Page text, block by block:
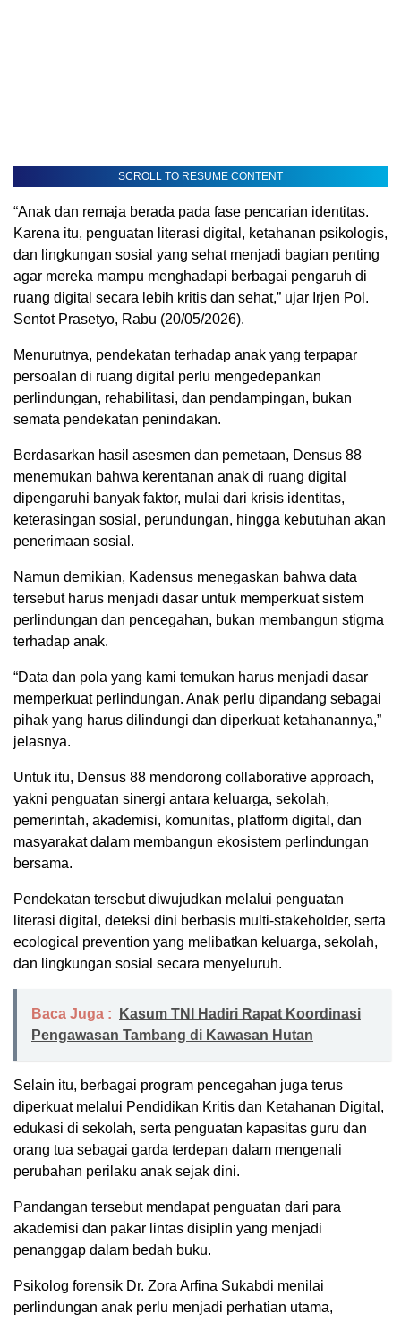
SCROLL TO RESUME CONTENT
“Anak dan remaja berada pada fase pencarian identitas.
Karena itu, penguatan literasi digital, ketahanan psikologis,
dan lingkungan sosial yang sehat menjadi bagian penting
agar mereka mampu menghadapi berbagai pengaruh di
ruang digital secara lebih kritis dan sehat,” ujar Irjen Pol.
Sentot Prasetyo, Rabu (20/05/2026).
Menurutnya, pendekatan terhadap anak yang terpapar
persoalan di ruang digital perlu mengedepankan
perlindungan, rehabilitasi, dan pendampingan, bukan
semata pendekatan penindakan.
Berdasarkan hasil asesmen dan pemetaan, Densus 88
menemukan bahwa kerentanan anak di ruang digital
dipengaruhi banyak faktor, mulai dari krisis identitas,
keterasingan sosial, perundungan, hingga kebutuhan akan
penerimaan sosial.
Namun demikian, Kadensus menegaskan bahwa data
tersebut harus menjadi dasar untuk memperkuat sistem
perlindungan dan pencegahan, bukan membangun stigma
terhadap anak.
“Data dan pola yang kami temukan harus menjadi dasar
memperkuat perlindungan. Anak perlu dipandang sebagai
pihak yang harus dilindungi dan diperkuat ketahanannya,”
jelasnya.
Untuk itu, Densus 88 mendorong collaborative approach,
yakni penguatan sinergi antara keluarga, sekolah,
pemerintah, akademisi, komunitas, platform digital, dan
masyarakat dalam membangun ekosistem perlindungan
bersama.
Pendekatan tersebut diwujudkan melalui penguatan
literasi digital, deteksi dini berbasis multi-stakeholder, serta
ecological prevention yang melibatkan keluarga, sekolah,
dan lingkungan sosial secara menyeluruh.
Baca Juga :
Kasum TNI Hadiri Rapat Koordinasi
Pengawasan Tambang di Kawasan Hutan
Selain itu, berbagai program pencegahan juga terus
diperkuat melalui Pendidikan Kritis dan Ketahanan Digital,
edukasi di sekolah, serta penguatan kapasitas guru dan
orang tua sebagai garda terdepan dalam mengenali
perubahan perilaku anak sejak dini.
Pandangan tersebut mendapat penguatan dari para
akademisi dan pakar lintas disiplin yang menjadi
penanggap dalam bedah buku.
Psikolog forensik Dr. Zora Arfina Sukabdi menilai
perlindungan anak perlu menjadi perhatian utama,